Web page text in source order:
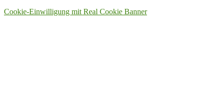
Cookie-Einwilligung mit Real Cookie Banner